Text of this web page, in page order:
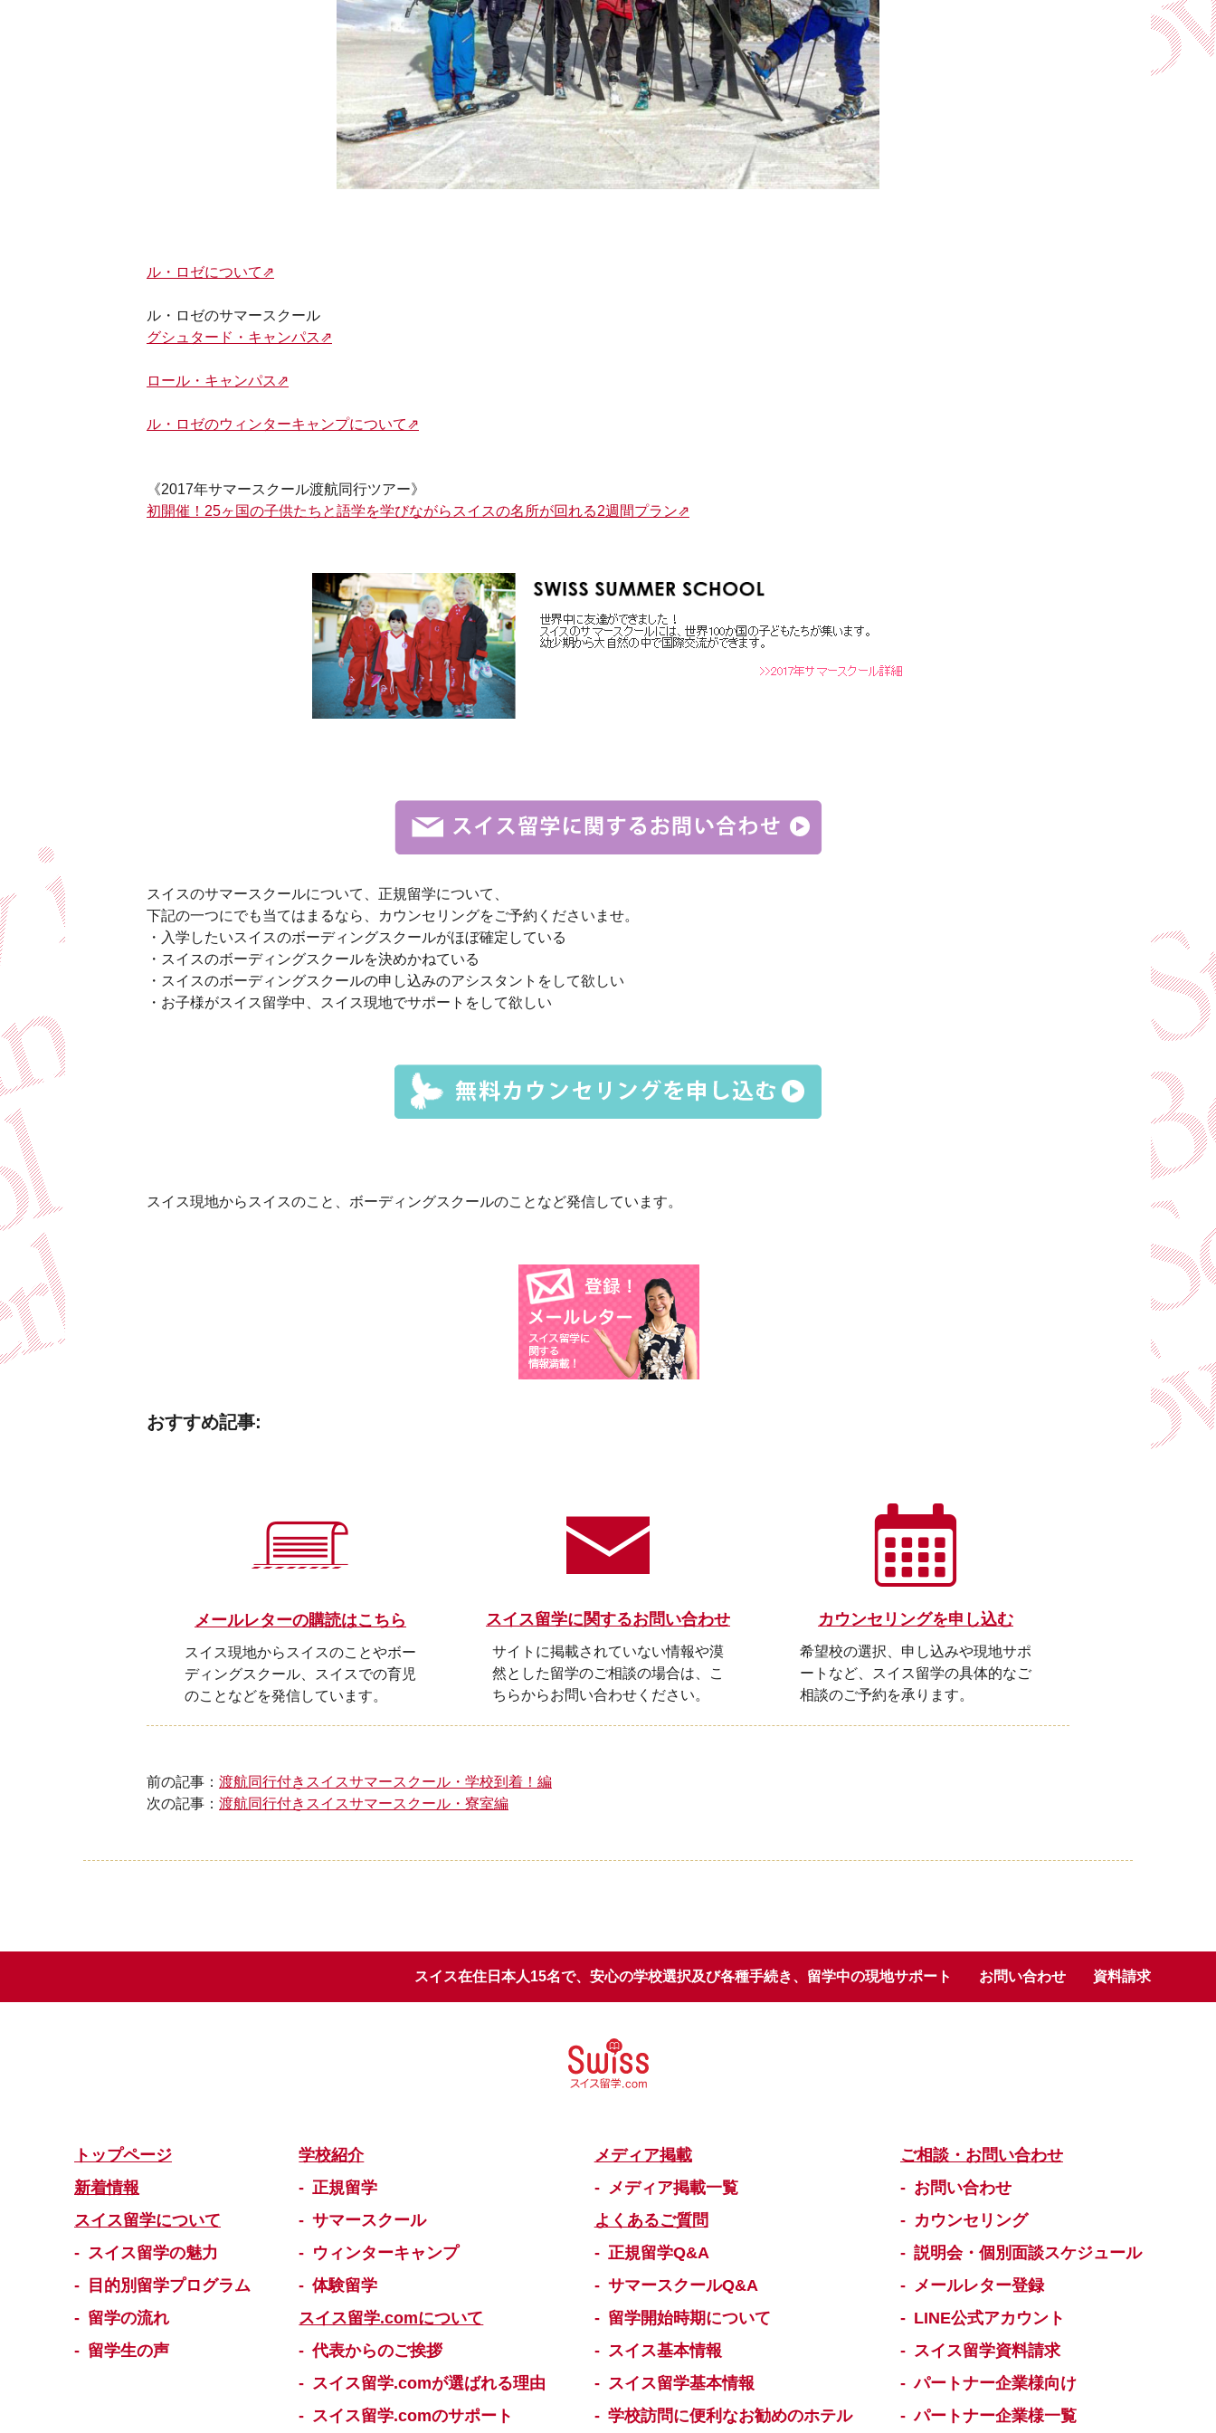
ル・ロゼについて⇗
ル・ロゼのサマースクール
グシュタード・キャンパス⇗
ロール・キャンパス⇗
ル・ロゼのウィンターキャンプについて⇗
《2017年サマースクール渡航同行ツアー》
初開催！25ヶ国の子供たちと語学を学びながらスイスの名所が回れる2週間プラン⇗
スイスのサマースクールについて、正規留学について、
下記の一つにでも当てはまるなら、カウンセリングをご予約くださいませ。
・入学したいスイスのボーディングスクールがほぼ確定している
・スイスのボーディングスクールを決めかねている
・スイスのボーディングスクールの申し込みのアシスタントをして欲しい
・お子様がスイス留学中、スイス現地でサポートをして欲しい
スイス現地からスイスのこと、ボーディングスクールのことなど発信しています。
おすすめ記事:
メールレターの購読はこちら
スイス現地からスイスのことやボー
ディングスクール、スイスでの育児
のことなどを発信しています。
スイス留学に関するお問い合わせ
サイトに掲載されていない情報や漠
然とした留学のご相談の場合は、こ
ちらからお問い合わせください。
カウンセリングを申し込む
希望校の選択、申し込みや現地サポ
ートなど、スイス留学の具体的なご
相談のご予約を承ります。
前の記事： 渡航同行付きスイスサマースクール・学校到着！編
次の記事： 渡航同行付きスイスサマースクール・寮室編
スイス在住日本人15名で、安心の学校選択及び各種手続き、留学中の現地サポート お問い合わせ 資料請求
トップページ
新着情報
スイス留学について
スイス留学の魅力
目的別留学プログラム
留学の流れ
留学生の声
学校紹介
正規留学
サマースクール
ウィンターキャンプ
体験留学
スイス留学.comについて
代表からのご挨拶
スイス留学.comが選ばれる理由
スイス留学.comのサポート
メディア掲載
メディア掲載一覧
よくあるご質問
正規留学Q&A
サマースクールQ&A
留学開始時期について
スイス基本情報
スイス留学基本情報
学校訪問に便利なお勧めのホテル
ご相談・お問い合わせ
お問い合わせ
カウンセリング
説明会・個別面談スケジュール
メールレター登録
LINE公式アカウント
スイス留学資料請求
パートナー企業様向け
パートナー企業様一覧